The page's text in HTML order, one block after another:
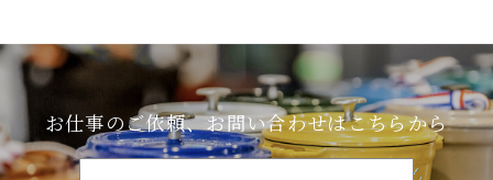
お仕事のご依頼、お問い合わせはこちらから